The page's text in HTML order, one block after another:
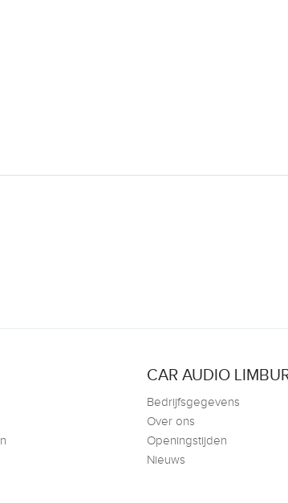
CAR AUDIO
Bedrijfsgegevens
Over ons
Openingstijden
Nieuws